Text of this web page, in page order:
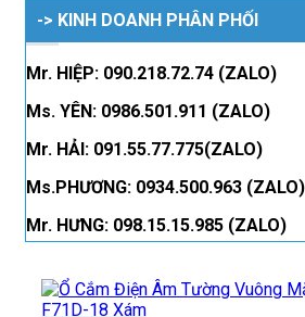
-> KINH DOANH PHÂN PHỐI
Mr. HIỆP: 090.218.72.74 (ZALO)
Ms. YÊN: 0986.501.911 (ZALO)
Mr. HẢI: 091.55.77.775(ZALO)
Ms.PHƯƠNG: 0934.500.963 (ZALO)
Mr. HƯNG: 098.15.15.985 (ZALO)